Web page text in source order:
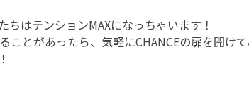
ちはテンションMAXになっちゃいます！
ことがあったら、気軽にCHANCEの扉を開け